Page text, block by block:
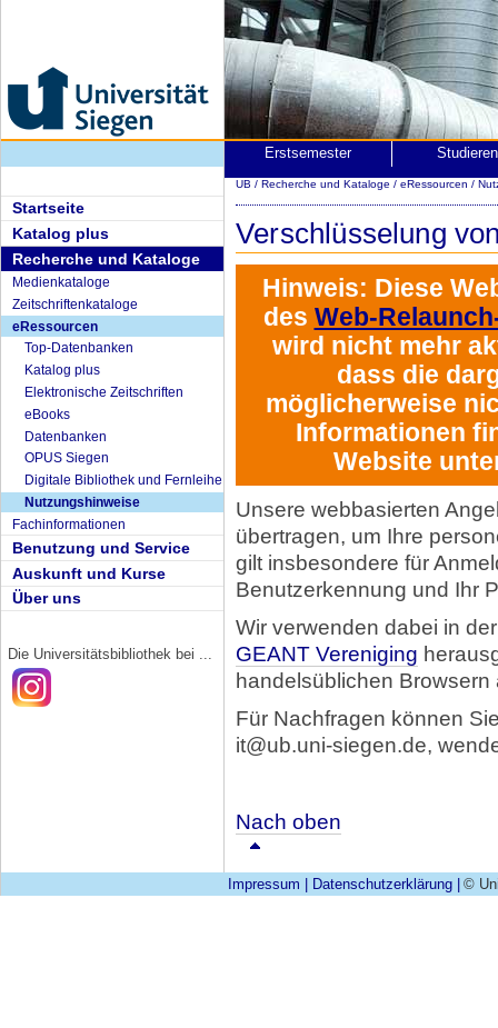
Startseite
Katalog plus
Recherche und Kataloge
Medienkataloge
Zeitschriftenkataloge
eRessourcen
Top-Datenbanken
Katalog plus
Elektronische Zeitschriften
eBooks
Datenbanken
OPUS Siegen
Digitale Bibliothek und Fernleihe
Nutzungshinweise
Fachinformationen
Benutzung und Service
Auskunft und Kurse
Über uns
Die Universitätsbibliothek bei ...
Erstsemester
UB / Recherche und Kataloge / eRessourcen /
Verschlüsselung
Hinweis: Diese
des Web-
wird nicht mehr
dass die
möglicherweise
Informationen
Website
Unsere webbasierten
übertragen, um Ihre
gilt insbesondere für
Benutzerkennung und Ihr
Wir verwenden dabei in
GEANT Vereniging
handelsüblichen
Für Nachfragen können
it@ub.uni-siegen.de,
Nach oben
Impressum Datenschutzerklärung ©